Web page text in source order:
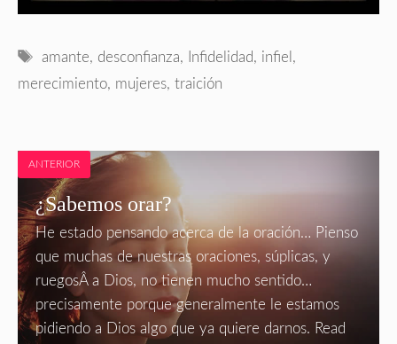
Etiquetas
amante, desconfianza, Infidelidad, infiel ,
merecimiento, mujeres, traición
ANTERIOR
¿Sabemos orar?
He estado pensando acerca de la oración… Pienso
que muchas de nuestras oraciones, súplicas, y
ruegosÂ a Dios, no tienen mucho sentido…
precisamente porque generalmente le estamos
pidiendo a Dios algo que ya quiere darnos. Read